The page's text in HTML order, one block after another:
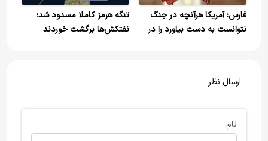
فارس: آمریکا هرآنچه در جنگ
نتوانست به دست بیاورد را در
تنگه هرمز کاملا مسدود شد؛
نفتکش‌ها برگشت خوردند
ارسال نظر
نام